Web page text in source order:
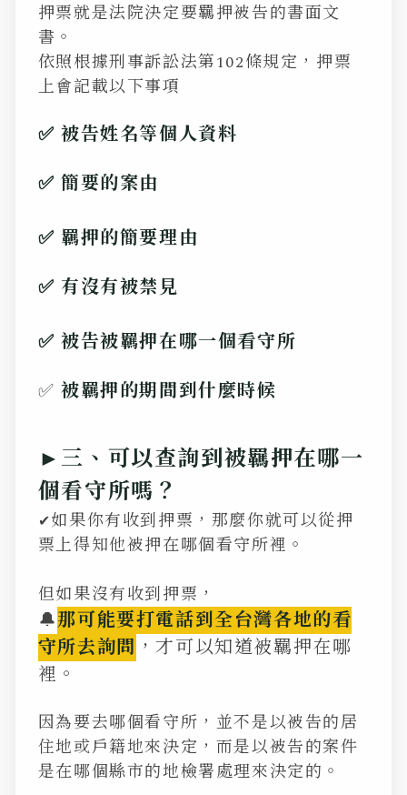
押票就是法院決定要羈押被告的書面文
書。
依照根據刑事訴訟法第102條規定，押票
上會記載以下事項
✅被告姓名等個人資料
✅ 簡要的案由
✅ 羈押的簡要理由
✅ 有沒有被禁見
✅ 被告被羈押在哪一個看守所
✅被羈押的期間到什麼時候
►三、可以查詢到被羈押在哪一
個看守所嗎？
✔如果你有收到押票，那麼你就可以從押
票上得知他被押在哪個看守所裡。
但如果沒有收到押票，
🔔那可能要打電話到全台灣各地的看
守所去詢問 ，才可以知道被羈押在哪
裡。
因為要去哪個看守所，並不是以被告的居
住地或戶籍地來決定，而是以被告的案件
是在哪個縣市的地檢署處理來決定的。